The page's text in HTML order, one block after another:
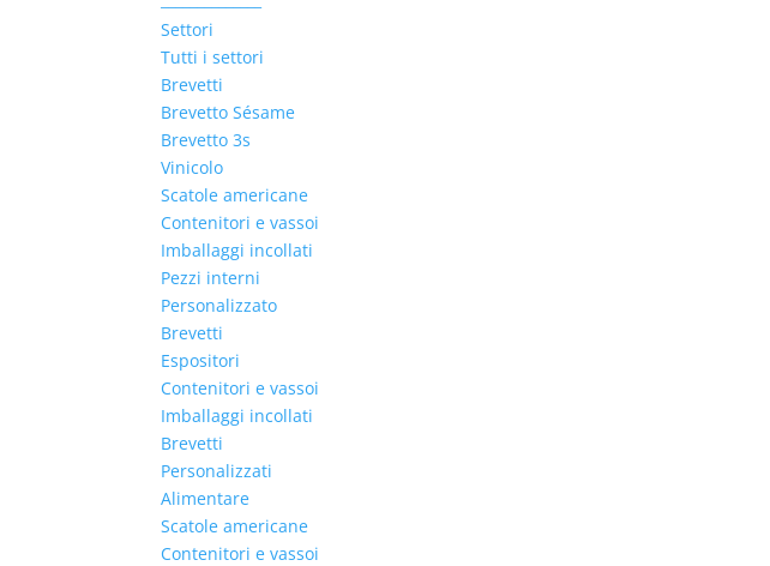
Settori
Tutti i settori
Brevetti
Brevetto Sésame
Brevetto 3s
Vinicolo
Scatole americane
Contenitori e vassoi
Imballaggi incollati
Pezzi interni
Personalizzato
Brevetti
Espositori
Contenitori e vassoi
Imballaggi incollati
Brevetti
Personalizzati
Alimentare
Scatole americane
Contenitori e vassoi